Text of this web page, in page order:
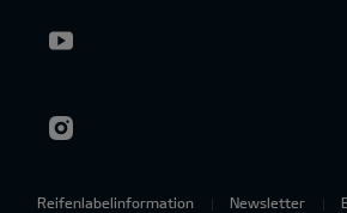
Reifenlabelinformation Newsletter